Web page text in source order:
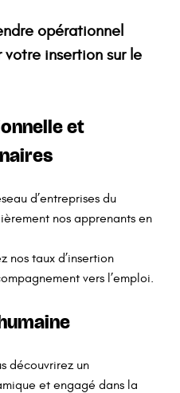
opérationnel
insertion sur le
et
d’entreprises du
nos apprenants en
nos taux d’insertion
vers l’emploi.
découvrirez un
et engagé dans la